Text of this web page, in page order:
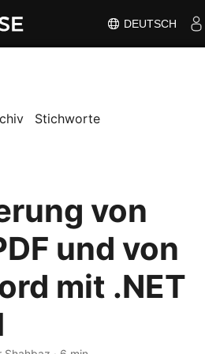
DEUTSCH
Stichworte
von
und von
mit .NET